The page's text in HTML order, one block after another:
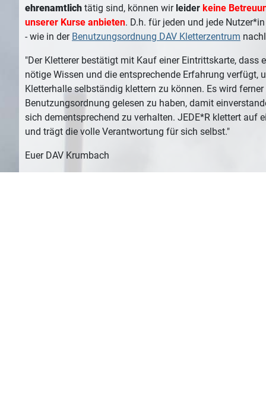
ehrenamtlich tätig sind, können wirleider keine
unserer Kurse anbieten. D.h. für jeden und jede
- wie in der Benutzungsordnung DAV Kletterzentrum
"Der Kletterer bestätigt mit Kauf einer Eintrittskarte, dass
nötige Wissen und die entsprechende Erfahrung verfügt,
Kletterhalle selbständig klettern zu können. Es wird
Benutzungsordnung gelesen zu haben, damit
sich dementsprechend zu verhalten. JEDE*R klettert auf
und trägt die volle Verantwortung für sich selbst."
Euer DAV Krumbach